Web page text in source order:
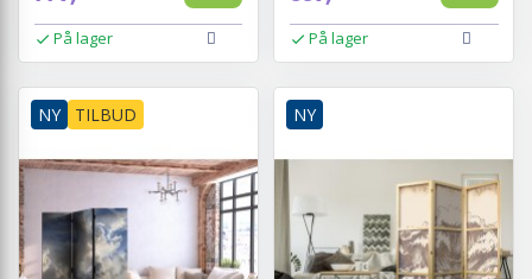
På lager På lager
NY TILBUD NY